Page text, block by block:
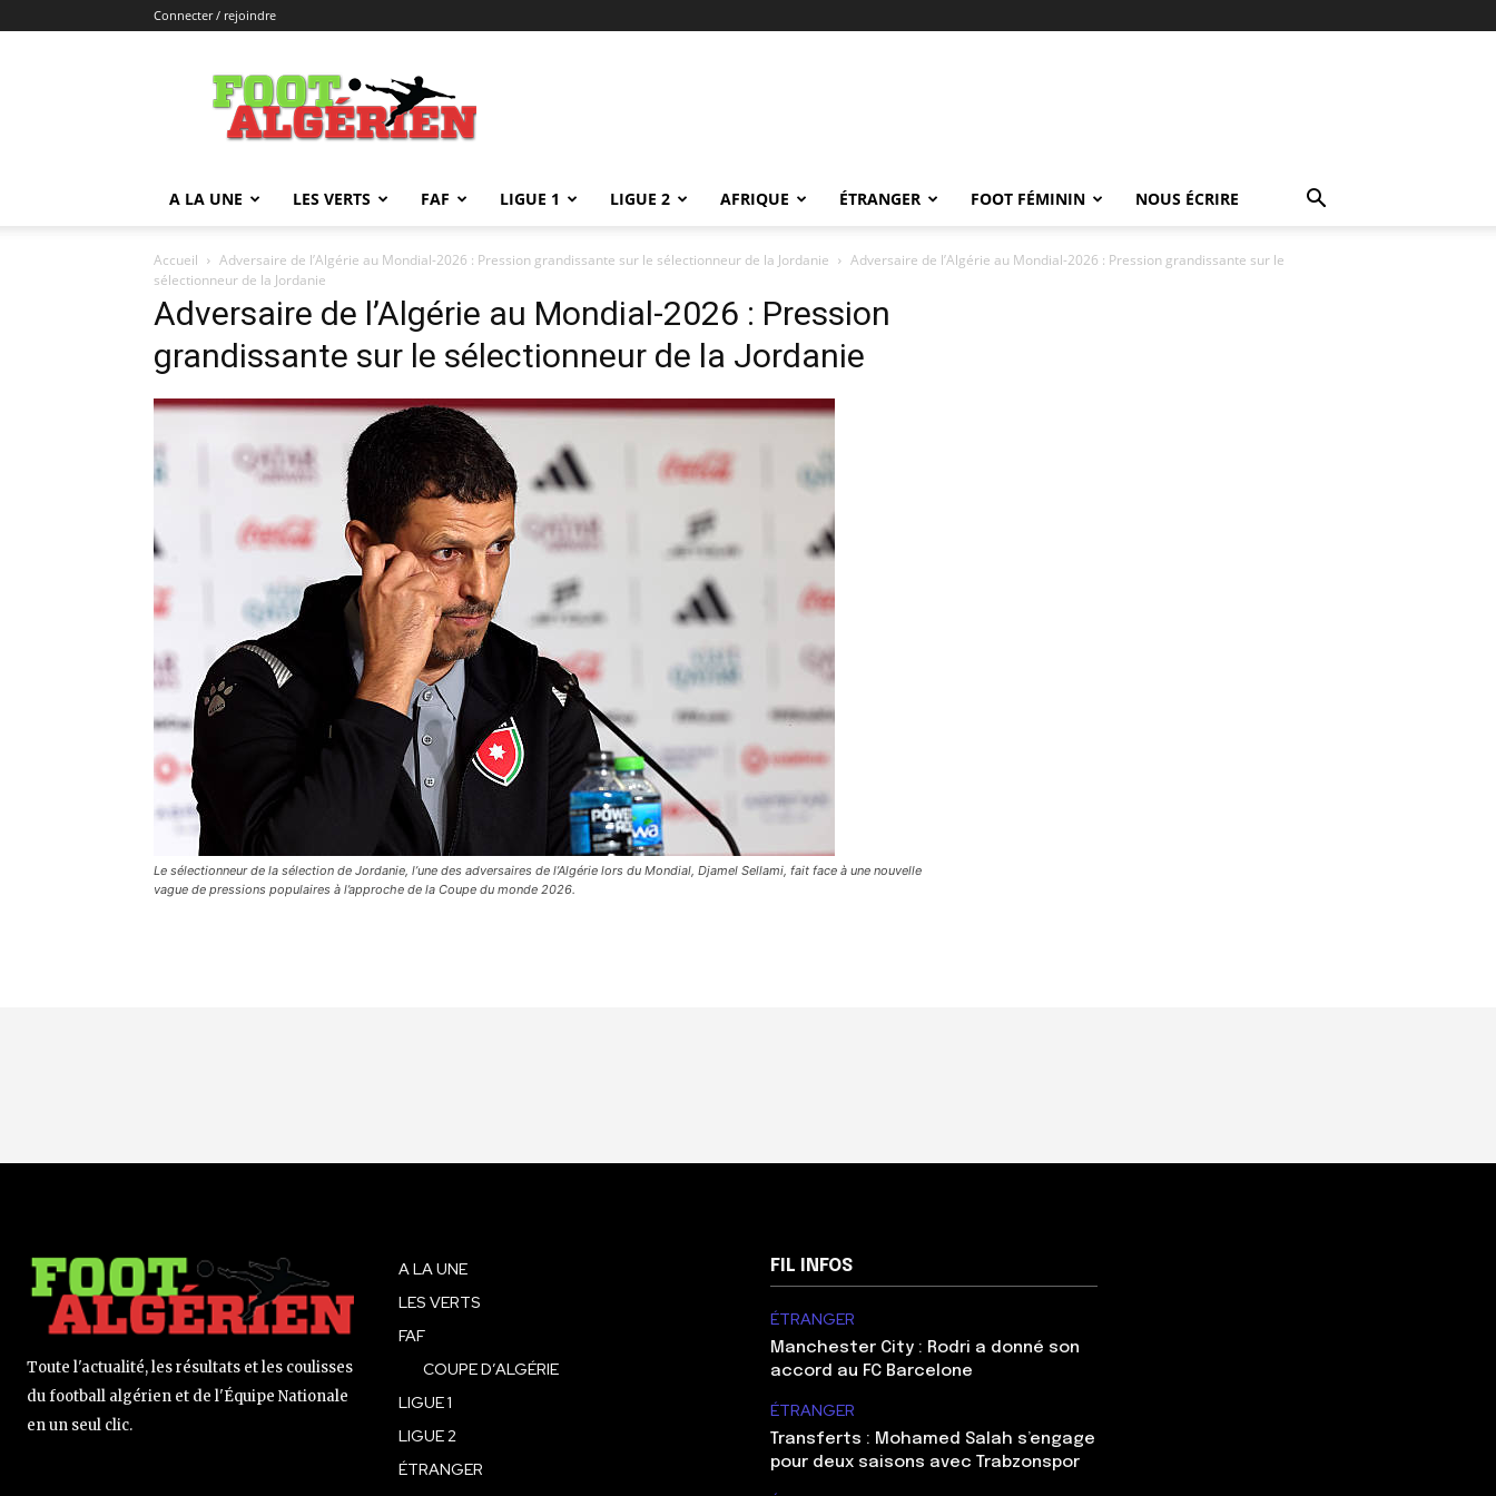
Connecter / rejoindre
FOOTALGERIEN
A LA UNE LES VERTS FAF LIGUE 1 LIGUE 2 AFRIQUE ÉTRANGER FOOT FÉMININ NOUS ÉCRIRE
Accueil Adversaire de l’Algérie au Mondial-2026 : Pression grandissante sur le sélectionneur de la Jordanie
Adversaire de l’Algérie au Mondial-2026 : Pression grandissante sur le
sélectionneur de la Jordanie
Adversaire de l’Algérie au Mondial-2026 : Pression
grandissante sur le sélectionneur de la Jordanie
Le sélectionneur de la sélection de Jordanie, l’une des adversaires de l’Algérie lors du Mondial, Djamel Sellami, fait face à une nouvelle
vague de pressions populaires à l’approche de la Coupe du monde 2026.
Toute l'actualité, les résultats et les coulisses
du football algérien et de l'Équipe Nationale
en un seul clic.
A LA UNE
LES VERTS
FAF
COUPE D’ALGÉRIE
LIGUE 1
LIGUE 2
ÉTRANGER
FIL INFOS
ÉTRANGER
Manchester City : Rodri a donné son
accord au FC Barcelone
ÉTRANGER
Transferts : Mohamed Salah s’engage
pour deux saisons avec Trabzonspor